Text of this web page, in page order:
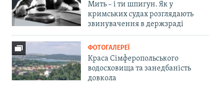
Мить – і ти шпигун. Як у
кримських судах розглядають
звинувачення в держзраді
ФОТОГАЛЕРЕЇ
Краса Сімферопольського
водосховища та занедбаність
довкола